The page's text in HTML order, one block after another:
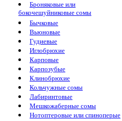
Броняковые или
бокочешуйниковые сомы
Бычковые
Вьюновые
Гудиевые
Иглобрюхие
Карповые
Карпозубые
Клинобрюхие
Кольчужные сомы
Лабиринтовые
Мешкожаберные сомы
Нотоптеровые или спиноперые